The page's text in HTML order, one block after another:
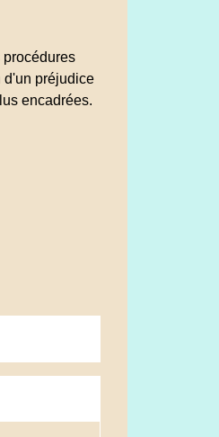
procédures
d'un préjudice
encadrées.